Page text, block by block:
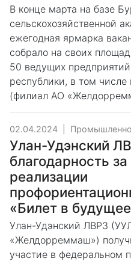
В конце марта на базе
сельскохозяйственной
ежегодная ярмарка
собрало на своих
50 ведущих
республики, в том
(филиал АО
02.04.2024
Улан-Удэнский
благодарность
реализации
«Билет в
Улан-Удэнский ЛВРЗ
«Желдорреммаш»)
участие в федеральном